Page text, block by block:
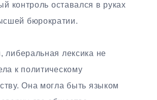
контроль оставался в руках
бюрократии.
либеральная лексика не
к политическому
Она могла быть языком